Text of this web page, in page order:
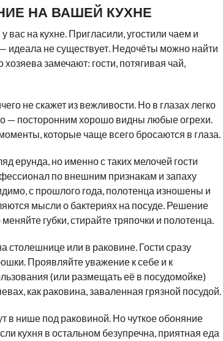
НА ВАШЕЙ КУХНЕ
вас на кухне. Пригласили, угостили чаем и
идеала не существует. Недочёты можно найти
хозяева замечают: гости, потягивая чай,
не скажет из вежливости. Но в глазах легко
— посторонним хорошо видны любые огрехи.
которые чаще всего бросаются в глаза.
ерунда, но именно с таких мелочей гости
по внешним признакам и запаху
с прошлого года, полотенца изношены и
мысли о бактериях на посуде. Решение
губки, стирайте тряпочки и полотенца.
столешнице или в раковине. Гости сразу
Проявляйте уважение к себе и к
(или размещать её в посудомойке)
как раковина, заваленная грязной посудой.
в нише под раковиной. Но чуткое обоняние
кухня в остальном безупречна, приятная еда